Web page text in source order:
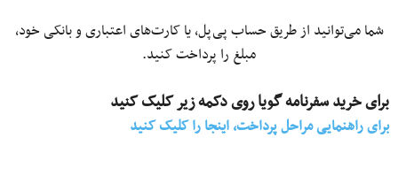
شما می‌توانید از طریق حساب پی‌پل، یا کارت‌های اعتباری و بانکی خود،
مبلغ را پرداخت کنید.
برای خرید سفرنامه گویا روی دکمه زیر کلیک کنید
برای راهنمایی مراحل پرداخت، اینجا را کلیک کنید